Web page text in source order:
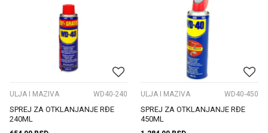
ULJA I MAZIVA WD40-240
SPREJ ZA OTKLANJANJE RĐE
240ML
ULJA I MAZIVA WD40-450
SPREJ ZA OTKLANJANJE RĐE
450ML